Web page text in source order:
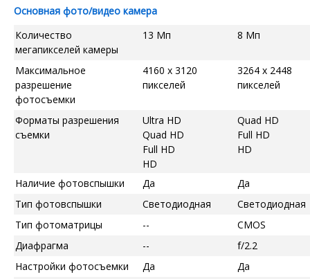
Основная фото/видео камера
Количество
мегапикселей камеры
13 Мп 8 Мп
Максимальное
разрешение
фотосъемки
4160 x 3120
пикселей
3264 x 2448
пикселей
Форматы разрешения
съемки
Ultra HD
Quad HD
Full HD
HD
Quad HD
Full HD
HD
Наличие фотовспышки Да
Да
Тип фотовспышки
Светодиодная
Светодиодная
Тип фотоматрицы
--
CMOS
Диафрагма
--
f/2.2
Настройки фотосъемки
Да
Да